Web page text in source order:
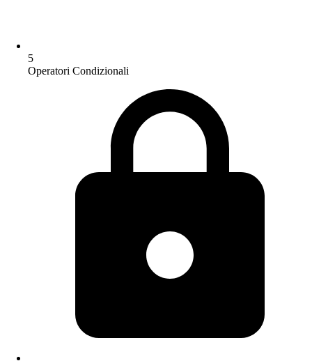
5
Operatori Condizionali